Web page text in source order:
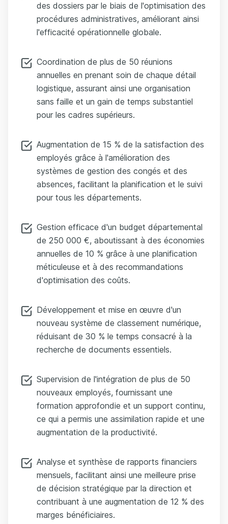
des dossiers par le biais de l'optimisation des
procédures administratives, améliorant ainsi
l'efficacité opérationnelle globale.
Coordination de plus de 50 réunions
annuelles en prenant soin de chaque détail
logistique, assurant ainsi une organisation
sans faille et un gain de temps substantiel
pour les cadres supérieurs.
Augmentation de 15 % de la satisfaction des
employés grâce à l'amélioration des
systèmes de gestion des congés et des
absences, facilitant la planification et le suivi
pour tous les départements.
Gestion efficace d'un budget départemental
de 250 000 €, aboutissant à des économies
annuelles de 10 % grâce à une planification
méticuleuse et à des recommandations
d'optimisation des coûts.
Développement et mise en œuvre d'un
nouveau système de classement numérique,
réduisant de 30 % le temps consacré à la
recherche de documents essentiels.
Supervision de l'intégration de plus de 50
nouveaux employés, fournissant une
formation approfondie et un support continu,
ce qui a permis une assimilation rapide et une
augmentation de la productivité.
Analyse et synthèse de rapports financiers
mensuels, facilitant ainsi une meilleure prise
de décision stratégique par la direction et
contribuant à une augmentation de 12 % des
marges bénéficiaires.